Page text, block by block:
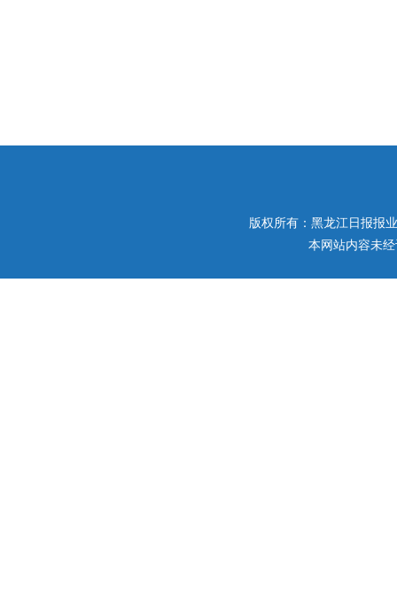
版权所有：黑龙江日报报
本网站内容未